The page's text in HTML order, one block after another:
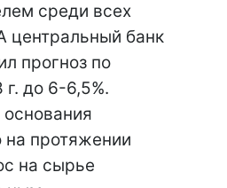
среди всех
центральный банк
прогноз по
до 6-6,5%.
на протяжении
на сырье